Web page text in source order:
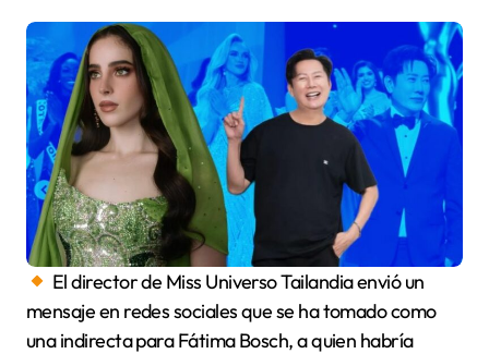
El director de Miss Universo Tailandia envió un
mensaje en redes sociales que se ha tomado como
una indirecta para Fátima Bosch, a quien habría